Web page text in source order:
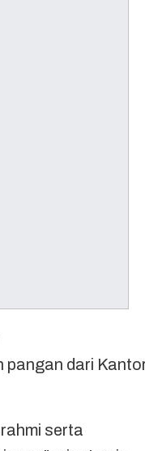
pangan dari
serta